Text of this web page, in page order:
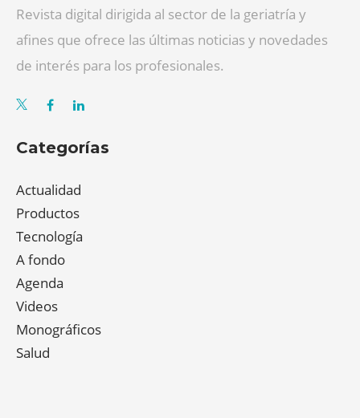
Revista digital dirigida al sector de la geriatría y
afines que ofrece las últimas noticias y novedades
de interés para los profesionales.
Categorías
Actualidad
Productos
Tecnología
A fondo
Agenda
Videos
Monográficos
Salud